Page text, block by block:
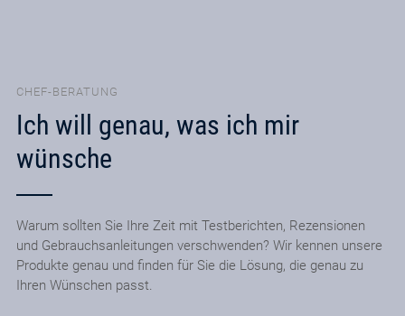
CHEF-BERATUNG
Ich will genau, was ich mir
wünsche
Warum sollten Sie Ihre Zeit mit Testberichten, Rezensionen
und Gebrauchsanleitungen verschwenden? Wir kennen unsere
Produkte genau und finden für Sie die Lösung, die genau zu
Ihren Wünschen passt.